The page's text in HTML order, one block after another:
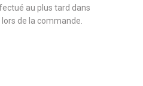
au plus tard dans
de la commande.